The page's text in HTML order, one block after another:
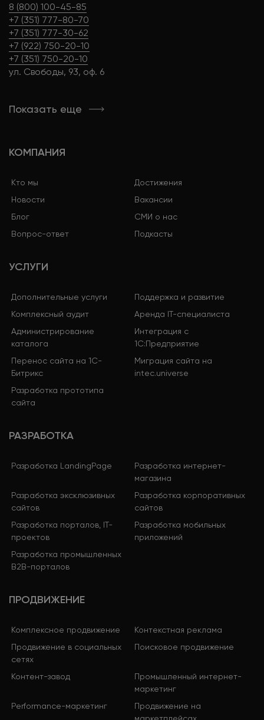
8 (800) 100-45-85
+7 (351) 777-80-70
+7 (351) 777-30-62
+7 (922) 750-20-10
+7 (351) 750-20-10
ул. Свободы, 93, оф. 6
Показать еще
КОМПАНИЯ
Кто мы
Достижения
Новости
Вакансии
Блог
СМИ о нас
Вопрос-ответ
Подкасты
УСЛУГИ
Дополнительные услуги
Поддержка и развитие
Комплексный аудит
Аренда IT-специалиста
Администрирование
каталога
Интеграция с
1С:Предприятие
Перенос сайта на 1С-
Битрикс
Миграция сайта на
intec.universe
Разработка прототипа
сайта
РАЗРАБОТКА
Разработка LandingPage
Разработка интернет-
магазина
Разработка эксклюзивных
сайтов
Разработка корпоративных
сайтов
Разработка порталов, IT-
проектов
Разработка мобильных
приложений
Разработка промышленных
B2B-порталов
ПРОДВИЖЕНИЕ
Комплексное продвижение
Контекстная реклама
Продвижение в социальных
сетях
Поисковое продвижение
Контент-завод
Промышленный интернет-
маркетинг
Performance-маркетинг
Продвижение на
маркетплейсах